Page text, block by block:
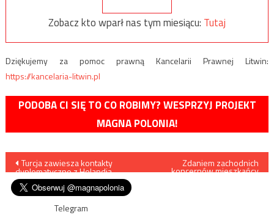
Zobacz kto wparł nas tym miesiącu: Tutaj
Dziękujemy za pomoc prawną Kancelarii Prawnej Litwin:
https://kancelaria-litwin.pl
PODOBA CI SIĘ TO CO ROBIMY? WESPRZYJ PROJEKT
MAGNA POLONIA!
Nawigacja
wpisu
Turcja zawiesza kontakty
dyplomatyczne z Holandią
Zdaniem zachodnich
koncernów mieszkańcy
Telegram